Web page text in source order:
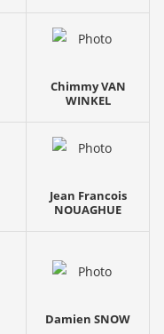
Chimmy VAN
WINKEL
Jean Francois
NOUAGHUE
Damien SNOW